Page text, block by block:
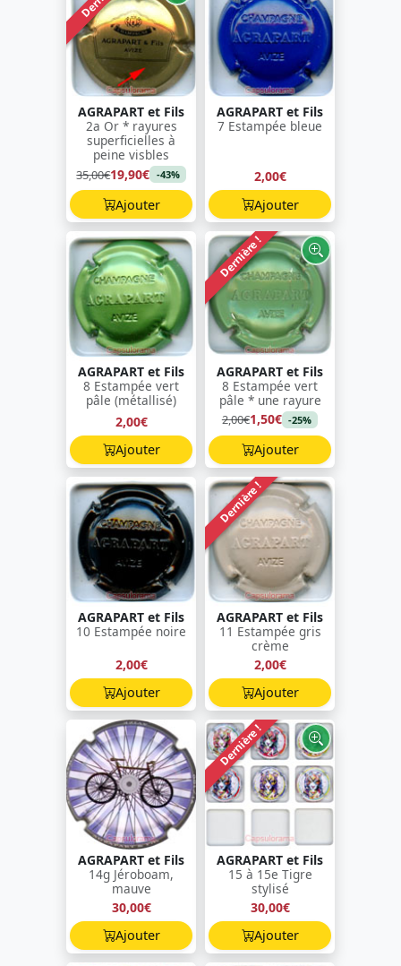
AGRAPART et Fils
2a Or * rayures
superficielles à
peine visbles
35,00€19,90€ -43%
Ajouter
AGRAPART et Fils
7 Estampée bleue
2,00€
Ajouter
AGRAPART et Fils
8 Estampée vert
pâle (métallisé)
2,00€
Ajouter
Dernière !
AGRAPART et Fils
8 Estampée vert
pâle * une rayure
2,00€1,50€ -25%
Ajouter
AGRAPART et Fils
10 Estampée noire
2,00€
Ajouter
Dernière !
AGRAPART et Fils
11 Estampée gris
crème
2,00€
Ajouter
AGRAPART et Fils
14g Jéroboam,
mauve
30,00€
Ajouter
Dernière !
AGRAPART et Fils
15 à 15e Tigre
stylisé
30,00€
Ajouter